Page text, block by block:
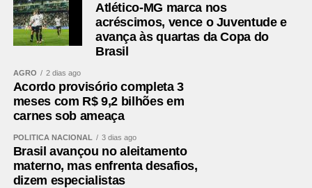
Atlético-MG marca nos
acréscimos, vence o Juventude e
avança às quartas da Copa do
Brasil
AGRO 2 dias ago
Acordo provisório completa 3
meses com R$ 9,2 bilhões em
carnes sob ameaça
POLÍTICA NACIONAL 3 dias ago
Brasil avançou no aleitamento
materno, mas enfrenta desafios,
dizem especialistas